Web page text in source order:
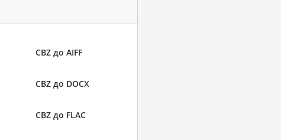
CBZ до AIFF
CBZ до DOCX
CBZ до FLAC